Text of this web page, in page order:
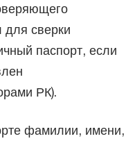
для сверки
паспорт, если
РК).
фамилии, имени,